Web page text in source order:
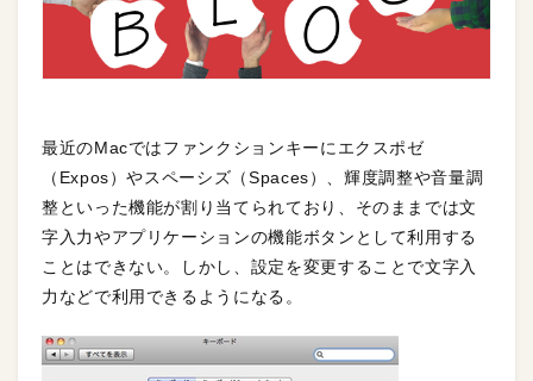
最近のMacではファンクションキーにエクスポゼ
（Expos）やスペーシズ（Spaces）、輝度調整や音量調
整といった機能が割り当てられており、そのままでは文
字入力やアプリケーションの機能ボタンとして利用する
ことはできない。しかし、設定を変更することで文字入
力などで利用できるようになる。